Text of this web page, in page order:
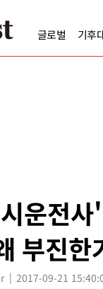
글로벌 기후
운전
부진한
2017-09-21